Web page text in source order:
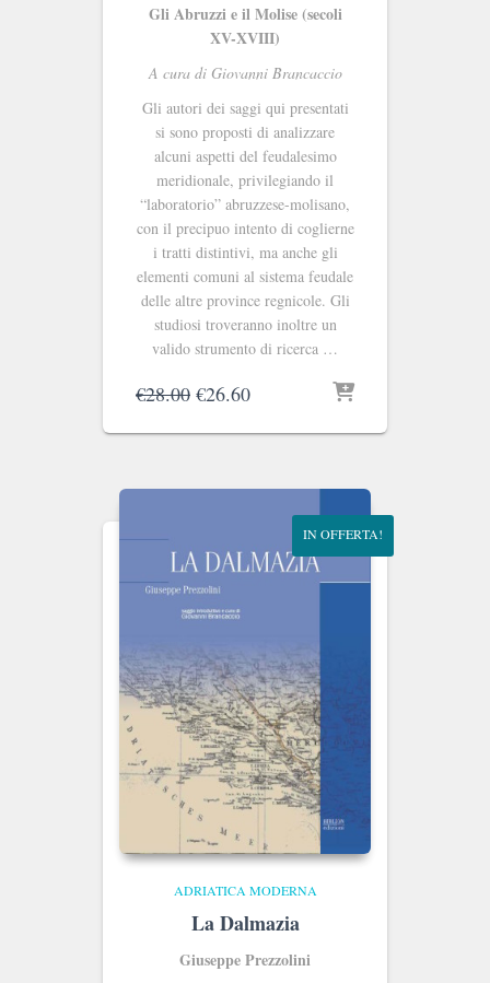
Gli Abruzzi e il Molise (secoli
XV-XVIII)
A cura di Giovanni Brancaccio
Gli autori dei saggi qui presentati
si sono proposti di analizzare
alcuni aspetti del feudalesimo
meridionale, privilegiando il
“laboratorio” abruzzese-molisano,
con il precipuo intento di coglierne
i tratti distintivi, ma anche gli
elementi comuni al sistema feudale
delle altre province regnicole. Gli
studiosi troveranno inoltre un
valido strumento di ricerca …
€28.00 Il
originale
€28.00.
€26.60Il
attuale
€26.60.
IN OFFERTA!
ADRIATICA MODERNA
La Dalmazia
Giuseppe Prezzolini